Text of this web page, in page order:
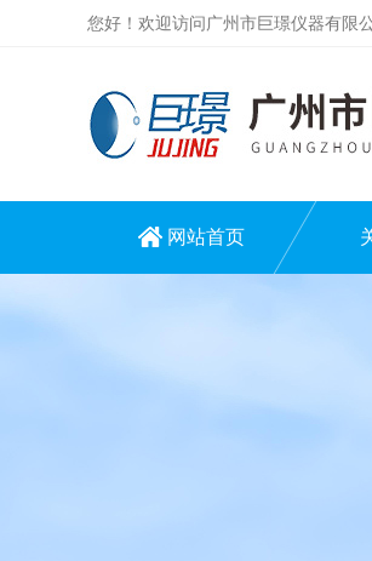
您好！欢迎访问广州市巨璟仪器有限
网站首页